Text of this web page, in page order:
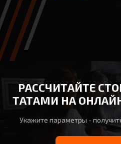
РАССЧИТАЙТЕ
ТАТАМИ НА
Укажите параметры -